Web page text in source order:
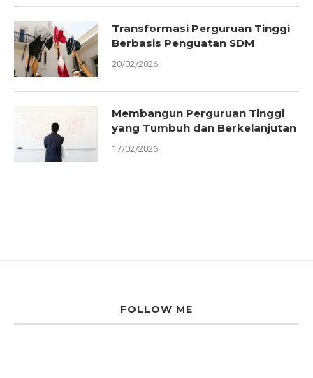
Transformasi Perguruan Tinggi
Berbasis Penguatan SDM
20/02/2026
Membangun Perguruan Tinggi
yang Tumbuh dan Berkelanjutan
17/02/2026
FOLLOW ME